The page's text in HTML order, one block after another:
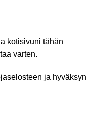
kotisivuni tähän
varten.
ja hyväksyn